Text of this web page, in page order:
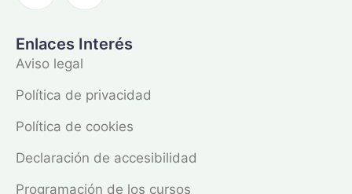
Enlaces Interés
Aviso legal
Política de privacidad
Política de cookies
Declaración de accesibilidad
Programación de los cursos